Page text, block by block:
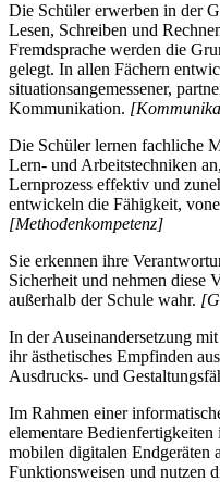
Die Schüler erwerben in der
Lesen, Schreiben und
Fremdsprache werden die
gelegt. In allen Fächern
situationsangemessener,
Kommunikation.
Die Schüler lernen fachliche
Lern- und Arbeitstechniken
Lernprozess effektiv und
entwickeln die Fähigkeit,
[Methodenkompetenz]
Sie erkennen ihre
Sicherheit und nehmen diese
außerhalb der Schule wahr.
In der Auseinandersetzung
ihr ästhetisches Empfinden
Ausdrucks- und
Im Rahmen einer
elementare
mobilen digitalen Endgeräten
Funktionsweisen und nutzen